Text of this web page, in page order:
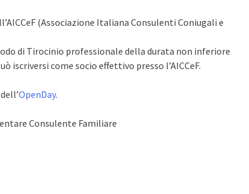
(Associazione Italiana Consulenti Coniugali e
di Tirocinio professionale della durata non inferiore
iscriversi come socio effettivo presso l’AICCeF.
OpenDay.
Consulente Familiare